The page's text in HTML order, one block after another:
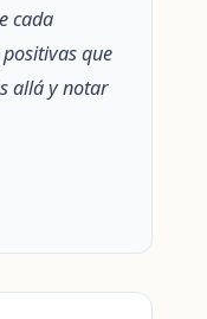
cada
que
allá y notar